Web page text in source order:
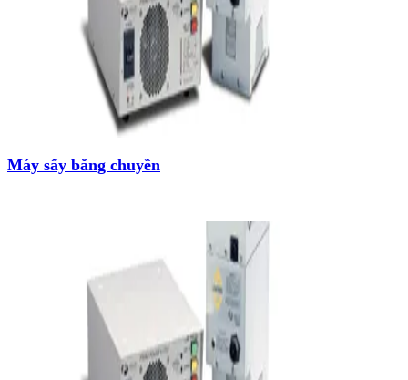
Máy sấy băng chuyền